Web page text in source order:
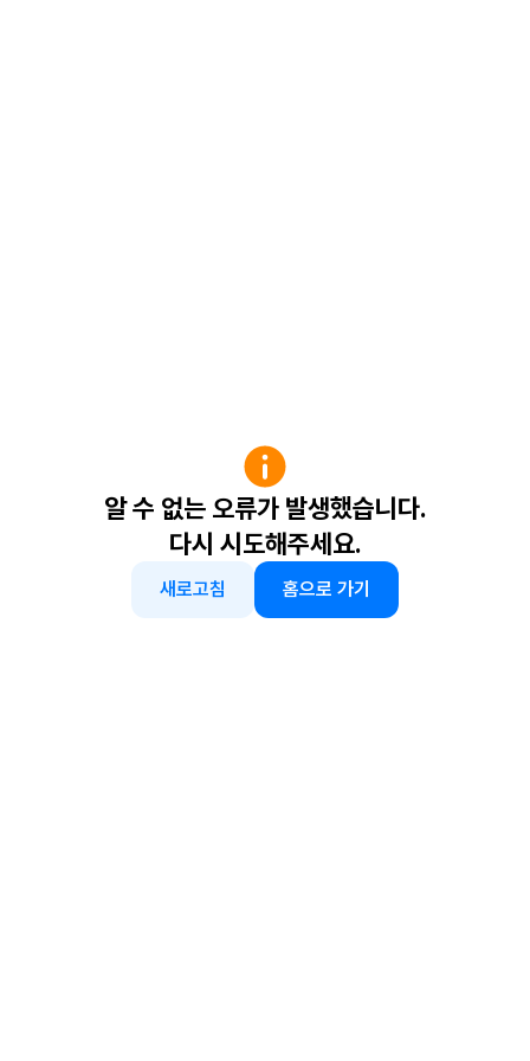
알 수 없는 오류가 발생했습니다.
다시 시도해주세요.
새로고침 홈으로 가기